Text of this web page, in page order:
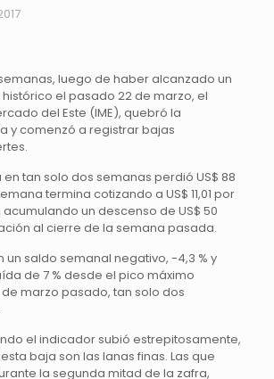
luego de haber alcanzado un
el pasado 22 de marzo, el
del Este (IME), quebró la
y comenzó a registrar bajas
tan solo dos semanas perdió US$ 88
termina cotizando a US$ 11,01 por
un descenso de US$ 50
al cierre de la semana pasada.
un saldo semanal negativo, -4,3 % y
de 7 % desde el pico máximo
marzo pasado, tan solo dos
el indicador subió estrepitosamente,
baja son las lanas finas. Las que
la segunda mitad de la zafra,